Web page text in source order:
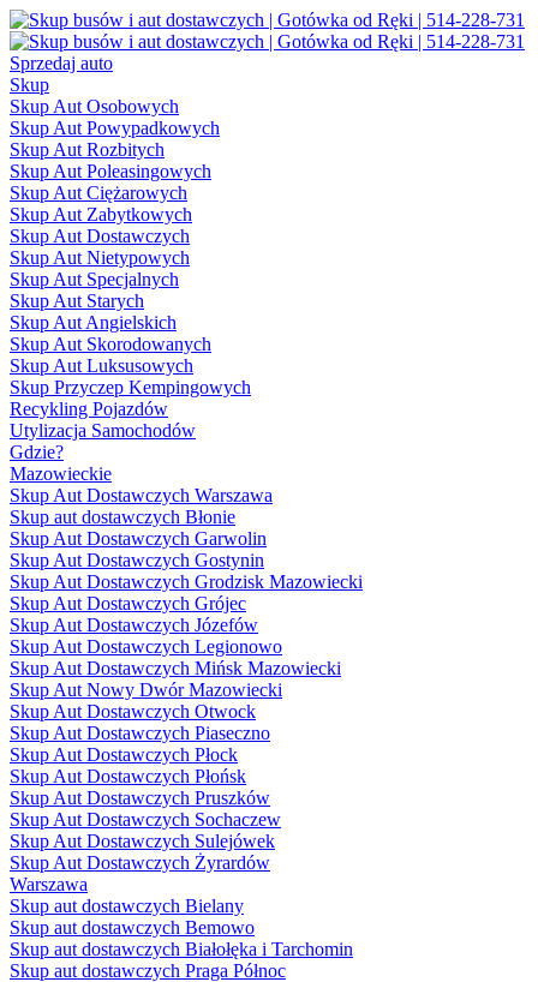
Sprzedaj auto
Skup
Skup Aut Osobowych
Skup Aut Powypadkowych
Skup Aut Rozbitych
Skup Aut Poleasingowych
Skup Aut Ciężarowych
Skup Aut Zabytkowych
Skup Aut Dostawczych
Skup Aut Nietypowych
Skup Aut Specjalnych
Skup Aut Starych
Skup Aut Angielskich
Skup Aut Skorodowanych
Skup Aut Luksusowych
Skup Przyczep Kempingowych
Recykling Pojazdów
Utylizacja Samochodów
Gdzie?
Mazowieckie
Skup Aut Dostawczych Warszawa
Skup aut dostawczych Błonie
Skup Aut Dostawczych Garwolin
Skup Aut Dostawczych Gostynin
Skup Aut Dostawczych Grodzisk Mazowiecki
Skup Aut Dostawczych Grójec
Skup Aut Dostawczych Józefów
Skup Aut Dostawczych Legionowo
Skup Aut Dostawczych Mińsk Mazowiecki
Skup Aut Nowy Dwór Mazowiecki
Skup Aut Dostawczych Otwock
Skup Aut Dostawczych Piaseczno
Skup Aut Dostawczych Płock
Skup Aut Dostawczych Płońsk
Skup Aut Dostawczych Pruszków
Skup Aut Dostawczych Sochaczew
Skup Aut Dostawczych Sulejówek
Skup Aut Dostawczych Żyrardów
Warszawa
Skup aut dostawczych Bielany
Skup aut dostawczych Bemowo
Skup aut dostawczych Białołęka i Tarchomin
Skup aut dostawczych Praga Północ